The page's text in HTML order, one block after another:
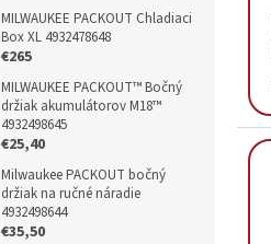
MILWAUKEE PACKOUT Chladiaci
Box XL 4932478648
€265
MILWAUKEE PACKOUT™ Bočný
držiak akumulátorov M18™
4932498645
€25,40
Milwaukee PACKOUT bočný
držiak na ručné náradie
4932498644
€35,50